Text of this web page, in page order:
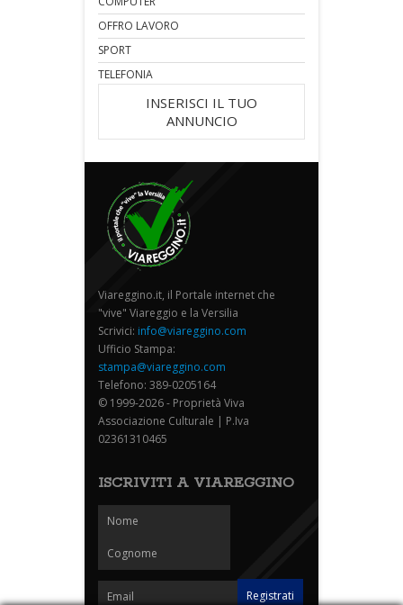
OFFRO LAVORO
SPORT
TELEFONIA
INSERISCI IL TUO
ANNUNCIO
Viareggino.it, il Portale internet che
"vive" Viareggio e la Versilia
Scrivici: info@viareggino.com
Ufficio Stampa:
stampa@viareggino.com
Telefono: 389-0205164
© 1999-2026 - Proprietà Viva
Associazione Culturale | P.Iva
02361310465
ISCRIVITI A VIAREGGINO